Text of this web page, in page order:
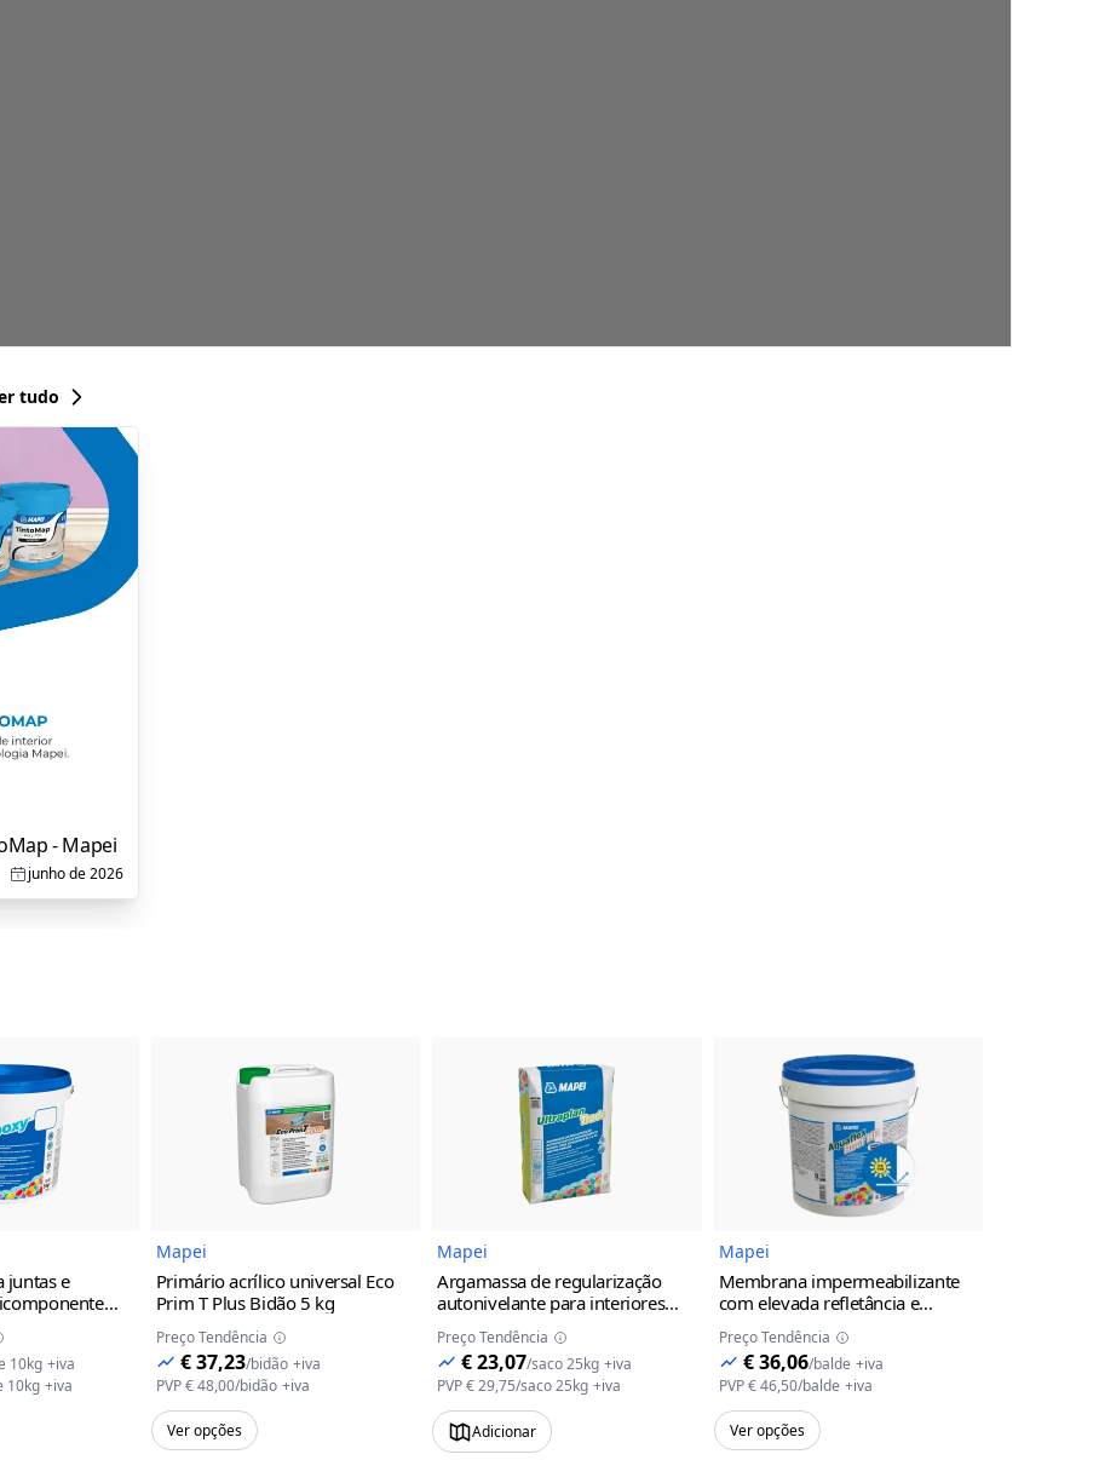
tudo
- Mapei
junho de 2026
Imagem do Produto
juntas e
e a
KG 100
10kg +iva
10kg +iva
Imagem do Produto
Mapei
Primário acrílico universal Eco
Prim T Plus Bidão 5 kg
Preço Tendência
€ 37,23/bidão +iva
PVP€ 48,00/bidão +iva
Ver opções
Imagem do Produto
Mapei
Argamassa de regularização
autonivelante para interiores
Ultraplan Trade Mapei
Preço Tendência
€ 23,07/saco 25kg +iva
PVP€ 29,75/saco 25kg +iva
Adicionar
Imagem do Produto
Mapei
Membrana impermeabilizante
com elevada refletância e
emissividade térmica, indicada
para a impermeabilização de
coberturas, Aquaflex Roof Fiber
HR Mapei branco5 kg
Preço Tendência
€ 36,06/balde +iva
PVP€ 46,50/balde +iva
Ver opções